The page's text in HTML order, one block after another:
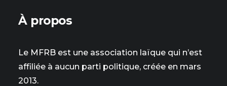
À propos
Le MFRB est une association laïque qui n’est
affiliée à aucun parti politique, créée en mars
2013.